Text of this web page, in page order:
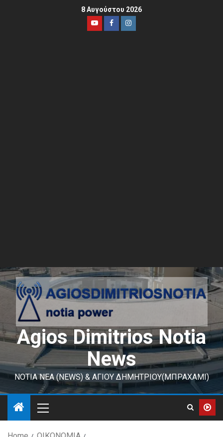
8 Αυγούστου 2026
Agios Dimitrios Notia
News
ΝΟΤΙΑ ΝΕΑ (NEWS) & ΑΓΙΟΥ ΔΗΜΗΤΡΙΟΥ(ΜΠΡΑΧΑΜΙ)